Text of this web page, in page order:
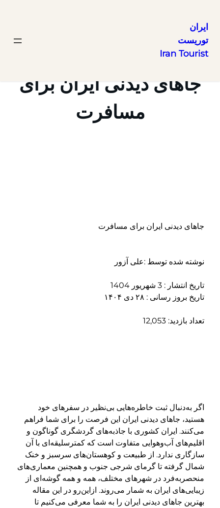
رفتن
ایران
توریست
Iran Tourist
جاهای دیدنی ایران برای
مسافرت
جاهای دیدنی ایران برای مسافرت
نوشته شده توسط :علی آزور
تاریخ انتشار : 3 شهریور 1404
تاریخ بروز رسانی : ۲۸ دی ۱۴۰۴
تعداد بازدید: 12,053
اگر به‌دنبال ثبت خاطره‌هایی بی‌نظیر در سفرهای خود
هستید، جاهای دیدنی ایران این فرصت را برای شما فراهم
می‌کنند. ایران کشوری با جاذبه‌های گردشگری گوناگون و
اقلیم‌های آب‌وهوایی متفاوت است که کمترسلیقه‌ای با آن
سازگاری ندارد. از طبیعت و کوهستان‌های سرسبز و خنک
شمال گرفته تا گرمای شرجی جنوب و همچنین معماری‌های
منحصربه‌فرد در شهرهای مختلف، همه و همه گوشه‌ای از
زیبایی‌های ایران به شمار می‌روند. ازاین‌رو در این مقاله
بهترین جاهای دیدنی ایران را به شما معرفی می‌کنیم تا